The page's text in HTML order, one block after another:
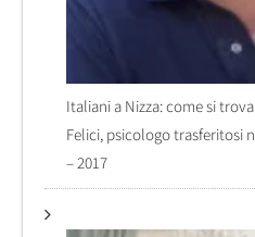
Italiani a Nizza: come si
Felici, psicologo trasferitosi
– 2017